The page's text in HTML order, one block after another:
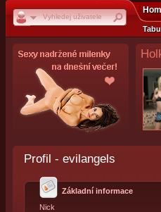
Profil - evilangels
Základní informace
Nick